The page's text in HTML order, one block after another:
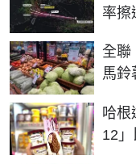
率擦
全聯
馬
哈根
12